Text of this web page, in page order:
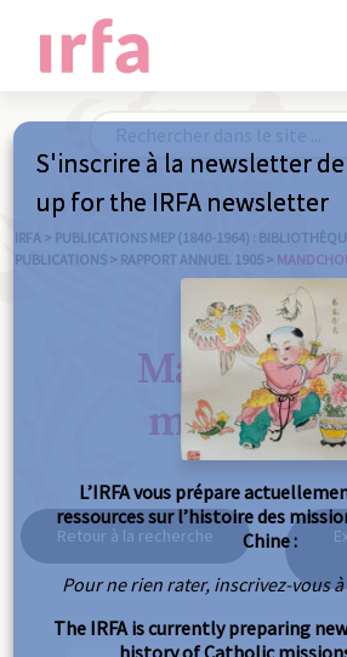
IRFA > PUBLICATIONS MEP (1840-1964) :
PUBLICATIONS > RAPPORT ANNUEL 1905 >
Retour à la recherche
S'inscrire à la newsletter de
up for the IRFA newsletter
L’IRFA vous prépare
ressources sur l’histoire des
Chine :
Pour ne rien rater, inscrivez-vous
The IRFA is currently preparing
history of Catholic